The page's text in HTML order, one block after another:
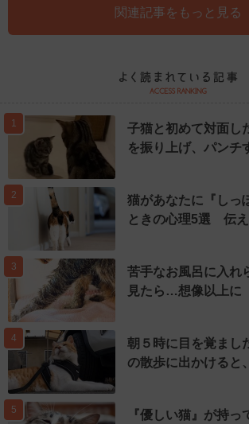
関連記事をもっと見る
1
子猫と初めて対面し
を振り上げ、パン
2
猫があなたに『しっ
ときの心理5選 伝
3
苦手なお風呂に入れ
見たら…想像以上に
4
朝５時に目を覚まし
の散歩に出かけると
5
『優しい猫』が持